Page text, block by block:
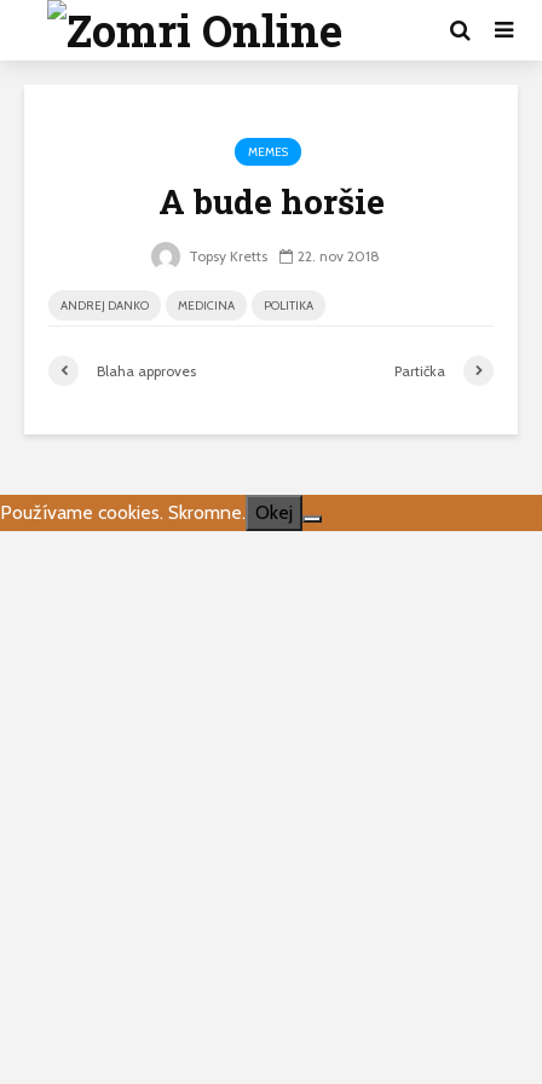
MEMES
A bude horšie
Topsy Kretts 22. nov 2018
ANDREJ DANKO MEDICINA POLITIKA
Blaha approves Partička
Používame cookies. Skromne. Okej